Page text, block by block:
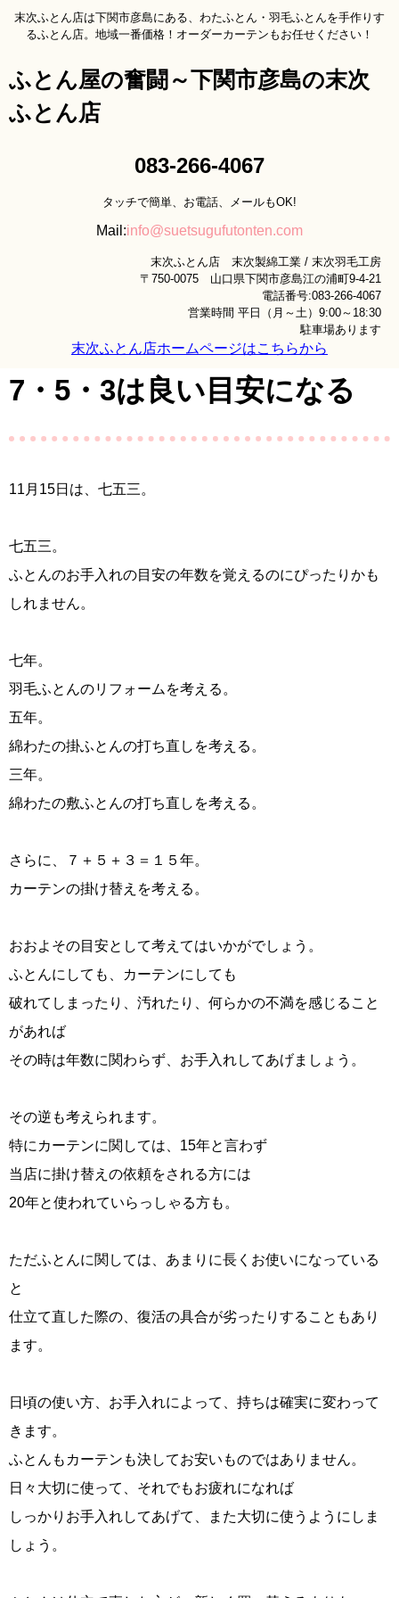
ふとん屋の奮闘～下関市彦島の末次
ふとん店
末次ふとん店は下関市彦島にある、わたふとん・羽毛ふとんを手作りす
るふとん店。地域一番価格！オーダーカーテンもお任せください！
083-266-4067
タッチで簡単、お電話、メールもOK!
Mail:info@suetsugufutonten.com
末次ふとん店 末次製綿工業 / 末次羽毛工房
〒750-0075 山口県下関市彦島江の浦町9-4-21
電話番号:083-266-4067
営業時間 平日（月～土）9:00～18:30
駐車場あります
末次ふとん店ホームページはこちらから
7・5・3は良い目安になる
11月15日は、七五三。
七五三。
ふとんのお手入れの目安の年数を覚えるのにぴったりかも
しれません。
七年。
羽毛ふとんのリフォームを考える。
五年。
綿わたの掛ふとんの打ち直しを考える。
三年。
綿わたの敷ふとんの打ち直しを考える。
さらに、７＋５＋３＝１５年。
カーテンの掛け替えを考える。
おおよその目安として考えてはいかがでしょう。
ふとんにしても、カーテンにしても
破れてしまったり、汚れたり、何らかの不満を感じること
があれば
その時は年数に関わらず、お手入れしてあげましょう。
その逆も考えられます。
特にカーテンに関しては、15年と言わず
当店に掛け替えの依頼をされる方には
20年と使われていらっしゃる方も。
ただふとんに関しては、あまりに長くお使いになっている
と
仕立て直した際の、復活の具合が劣ったりすることもあり
ます。
日頃の使い方、お手入れによって、持ちは確実に変わって
きます。
ふとんもカーテンも決してお安いものではありません。
日々大切に使って、それでもお疲れになれば
しっかりお手入れしてあげて、また大切に使うようにしま
しょう。